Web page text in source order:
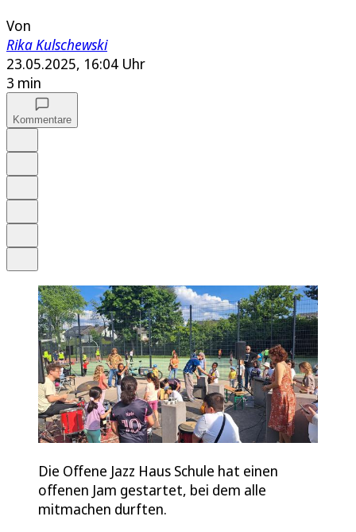
Von
Rika Kulschewski
23.05.2025, 16:04 Uhr
3 min
Kommentare
Die Offene Jazz Haus Schule hat einen
offenen Jam gestartet, bei dem alle
mitmachen durften.